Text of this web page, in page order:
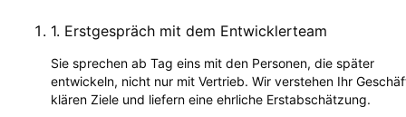
1. Erstgespräch mit dem Entwicklerteam
Sie sprechen ab Tag eins mit den Personen, die später
entwickeln, nicht nur mit Vertrieb. Wir verstehen Ihr
klären Ziele und liefern eine ehrliche Erstabschätzung.